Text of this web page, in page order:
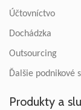
Účtovníctvo
Dochádzka
Outsourcing
Ďalšie podnikové
Produkty a